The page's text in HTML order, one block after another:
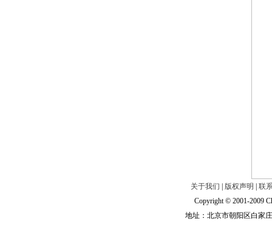
关于我们 版权声明
联
Copyright © 2001-2009
地址：北京市朝阳区白家